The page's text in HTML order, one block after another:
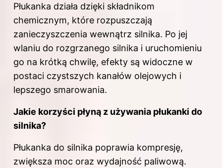
Płukanka działa dzięki składnikom
chemicznym, które rozpuszczają
zanieczyszczenia wewnątrz silnika. Po jej
wlaniu do rozgrzanego silnika i uruchomieniu
go na krótką chwilę, efekty są widoczne w
postaci czystszych kanałów olejowych i
lepszego smarowania.
Jakie korzyści płyną z używania płukanki do
silnika?
Płukanka do silnika poprawia kompresję,
zwiększa moc oraz wydajność paliwową.